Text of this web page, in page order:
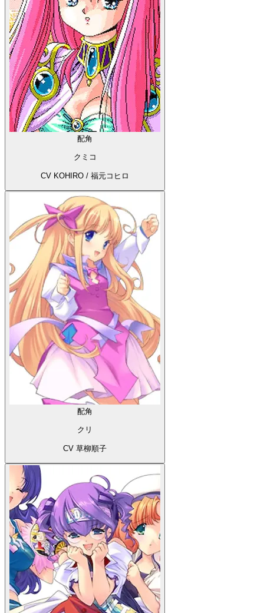
配角
クミコ
CV KOHIRO / 福元コヒロ
配角
クリ
CV 草柳順子